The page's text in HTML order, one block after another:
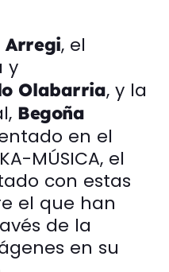
Arregi, el
y
Olabarria, y la
Begoña
en el
MÚSICA, el
con estas
el que han
de la
en su